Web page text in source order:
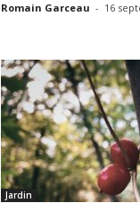
Romain Garceau - 16
Jardin